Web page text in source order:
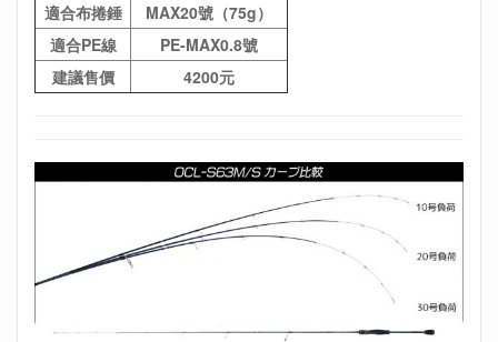
適合布捲錘
MAX20號（75g）
適合PE線
PE-MAX0.8號
建議售價
4200元